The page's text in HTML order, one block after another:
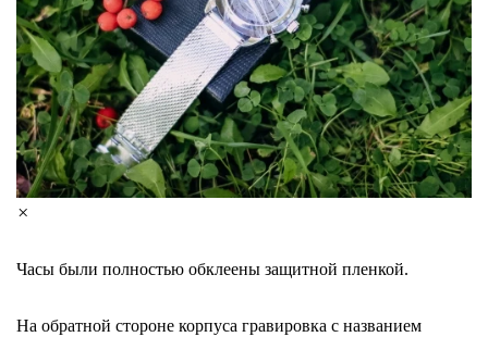
×
Часы были полностью обклеены защитной пленкой.
На обратной стороне корпуса гравировка с названием